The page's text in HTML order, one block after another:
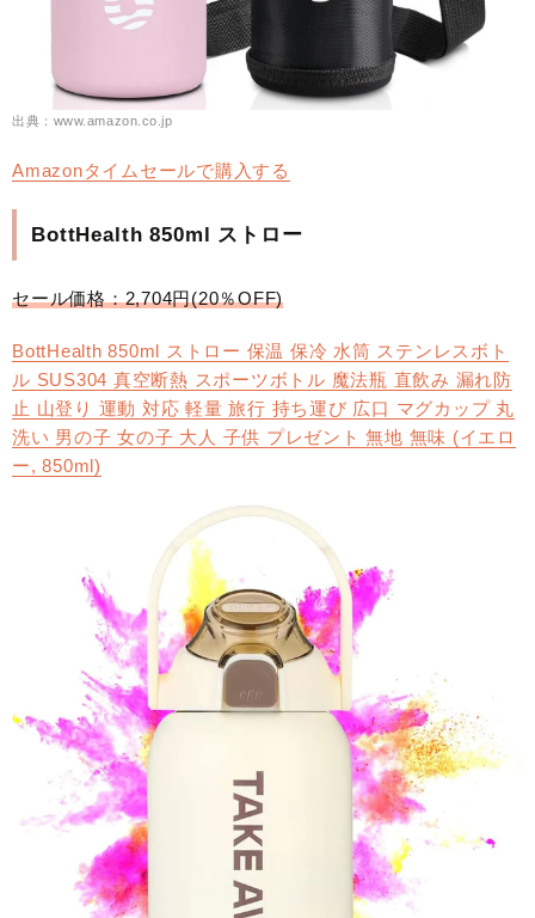
出典：www.amazon.co.jp
Amazonタイムセールで購入する
BottHealth 850ml ストロー
セール価格：2,704円(20％OFF)
BottHealth 850ml ストロー 保温 保冷 水筒 ステンレスボト
ル SUS304 真空断熱 スポーツボトル 魔法瓶 直飲み 漏れ防
止 山登り 運動 対応 軽量 旅行 持ち運び 広口 マグカップ 丸
洗い 男の子 女の子 大人 子供 プレゼント 無地 無味 (イエロ
ー, 850ml)